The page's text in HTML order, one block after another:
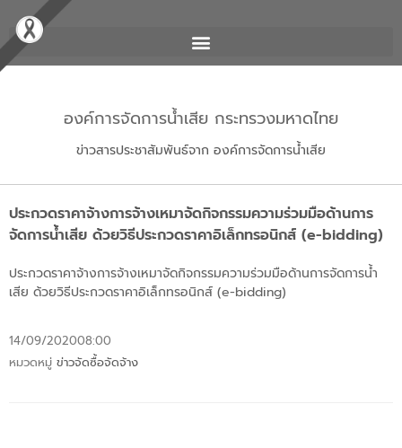
องค์การจัดการน้ำเสีย กระทรวงมหาดไทย
ข่าวสารประชาสัมพันธ์จาก องค์การจัดการน้ำเสีย
ประกวดราคาจ้างการจ้างเหมาจัดกิจกรรมความร่วมมือด้านการ
จัดการน้ำเสีย ด้วยวิธีประกวดราคาอิเล็กทรอนิกส์ (e-bidding)
ประกวดราคาจ้างการจ้างเหมาจัดกิจกรรมความร่วมมือด้านการจัดการน้ำ
เสีย ด้วยวิธีประกวดราคาอิเล็กทรอนิกส์ (e-bidding)
14/09/202008:00
หมวดหมู่ ข่าวจัดซื้อจัดจ้าง